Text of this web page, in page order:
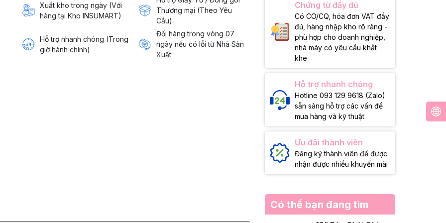
Xuất kho trong ngày (Với
hàng tại Kho INSUMART)
Thương mại (Theo Yêu
Cầu)
Hỗ trợ nhanh chóng (Trong
giờ hành chính)
Đổi hàng trong vòng 07
ngày nếu có lỗi từ Nhà Sản
Xuất
Chứng từ đầy đủ
Có CO/CQ, hóa đơn VAT đầy
đủ, hàng nhập kho rõ ràng -
phù hợp cho doanh nghiệp,
nhà máy có yêu cầu khắt
khe
Hỗ trợ nhanh chóng
Hotline 093 129 9618 (Zalo)
sẵn sàng hỗ trợ các vấn đề
mua hàng và kỹ thuật
Ưu đãi thành viên
Đăng ký thành viên để được
nhận được nhiều khuyến mãi
Có thể bạn đang tìm